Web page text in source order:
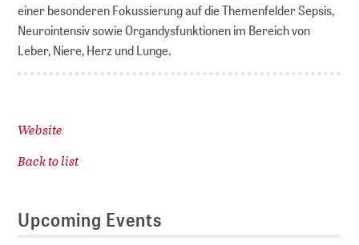
einer besonderen Fokussierung auf die Themenfelder Sepsis,
Neurointensiv sowie Organdysfunktionen im Bereich von
Leber, Niere, Herz und Lunge.
Website
Back to list
Upcoming Events